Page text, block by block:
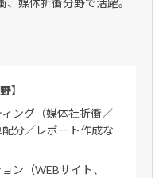
媒体折衝分野で活躍。
】
ング（媒体社折衝／
分／レポート作成な
ン（WEBサイト、